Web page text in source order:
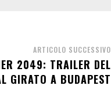
ARTICOLO SUCCESSIVO
2049: TRAILER DEL
GIRATO A BUDAPEST